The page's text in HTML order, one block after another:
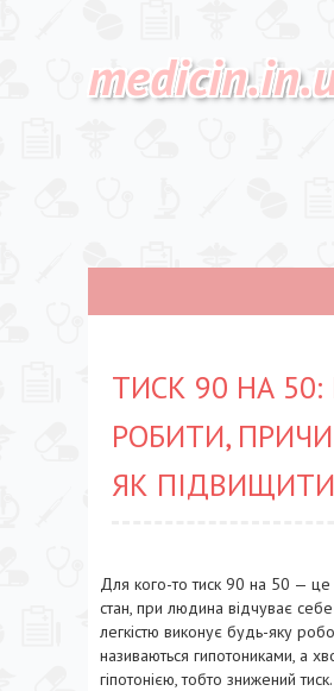
ТИСК 90 НА
РОБИТИ,
ЯК ПІДВИЩИТИ
Для кого-то тиск 90 на 50 —
стан, при людина відчуває
легкістю виконує будь-яку
називаються гипотониками, а
гіпотонією, тобто знижений